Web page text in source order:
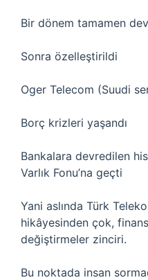
Bir dönem tamamen
Sonra özelleştirildi
Oger Telecom (Suudi
Borç krizleri yaşandı
Bankalara devredilen
Varlık Fonu’na geçti
Yani aslında Türk
hikâyesinden çok,
değiştirmeler zinciri.
Bu noktada insan